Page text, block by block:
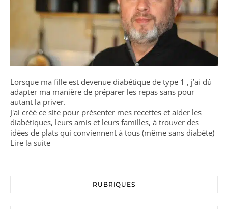
Lorsque ma fille est devenue diabétique de type 1 , j’ai dû
adapter ma manière de préparer les repas sans pour
autant la priver.
J'ai créé ce site pour présenter mes recettes et aider les
diabétiques, leurs amis et leurs familles, à trouver des
idées de plats qui conviennent à tous (même sans diabète)
Lire la suite
RUBRIQUES